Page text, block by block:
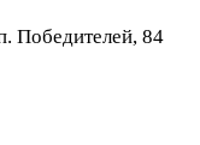
Победителей, 84